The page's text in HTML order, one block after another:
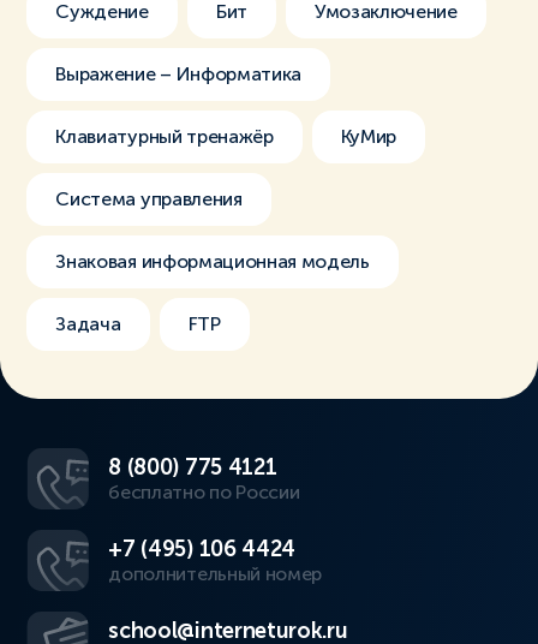
Суждение Бит Умозаключение
Выражение – Информатика
Клавиатурный тренажёр КуМир
Система управления
Знаковая информационная модель
Задача FTP
8 (800) 775 4121
бесплатно по России
+7 (495) 106 4424
дополнительный номер
school@interneturok.ru